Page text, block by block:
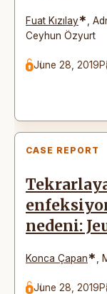
Fuat Kızılay*
Ceyhun Özyurt
June 28, 2019
CASE REPORT
nedeni:
Konca Çapan*
June 28, 2019